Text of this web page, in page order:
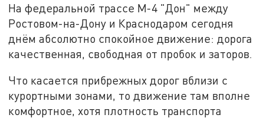
На федеральной трассе М-4 "Дон" между
Ростовом-на-Дону и Краснодаром сегодня
днём абсолютно спокойное движение: дорога
качественная, свободная от пробок и заторов.
Что касается прибрежных дорог вблизи с
курортными зонами, то движение там вполне
комфортное, хотя плотность транспорта